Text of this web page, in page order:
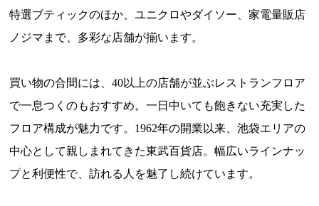
特選ブティックのほか、ユニクロやダイソー、家電量販店
ノジマまで、多彩な店舗が揃います。
買い物の合間には、40以上の店舗が並ぶレストランフロア
で一息つくのもおすすめ。一日中いても飽きない充実した
フロア構成が魅力です。1962年の開業以来、池袋エリアの
中心として親しまれてきた東武百貨店。幅広いラインナッ
プと利便性で、訪れる人を魅了し続けています。